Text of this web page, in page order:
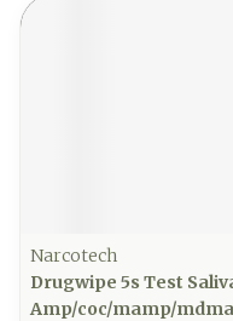
Narcotech
Drugwipe 5s Test
Amp/coc/mamp/